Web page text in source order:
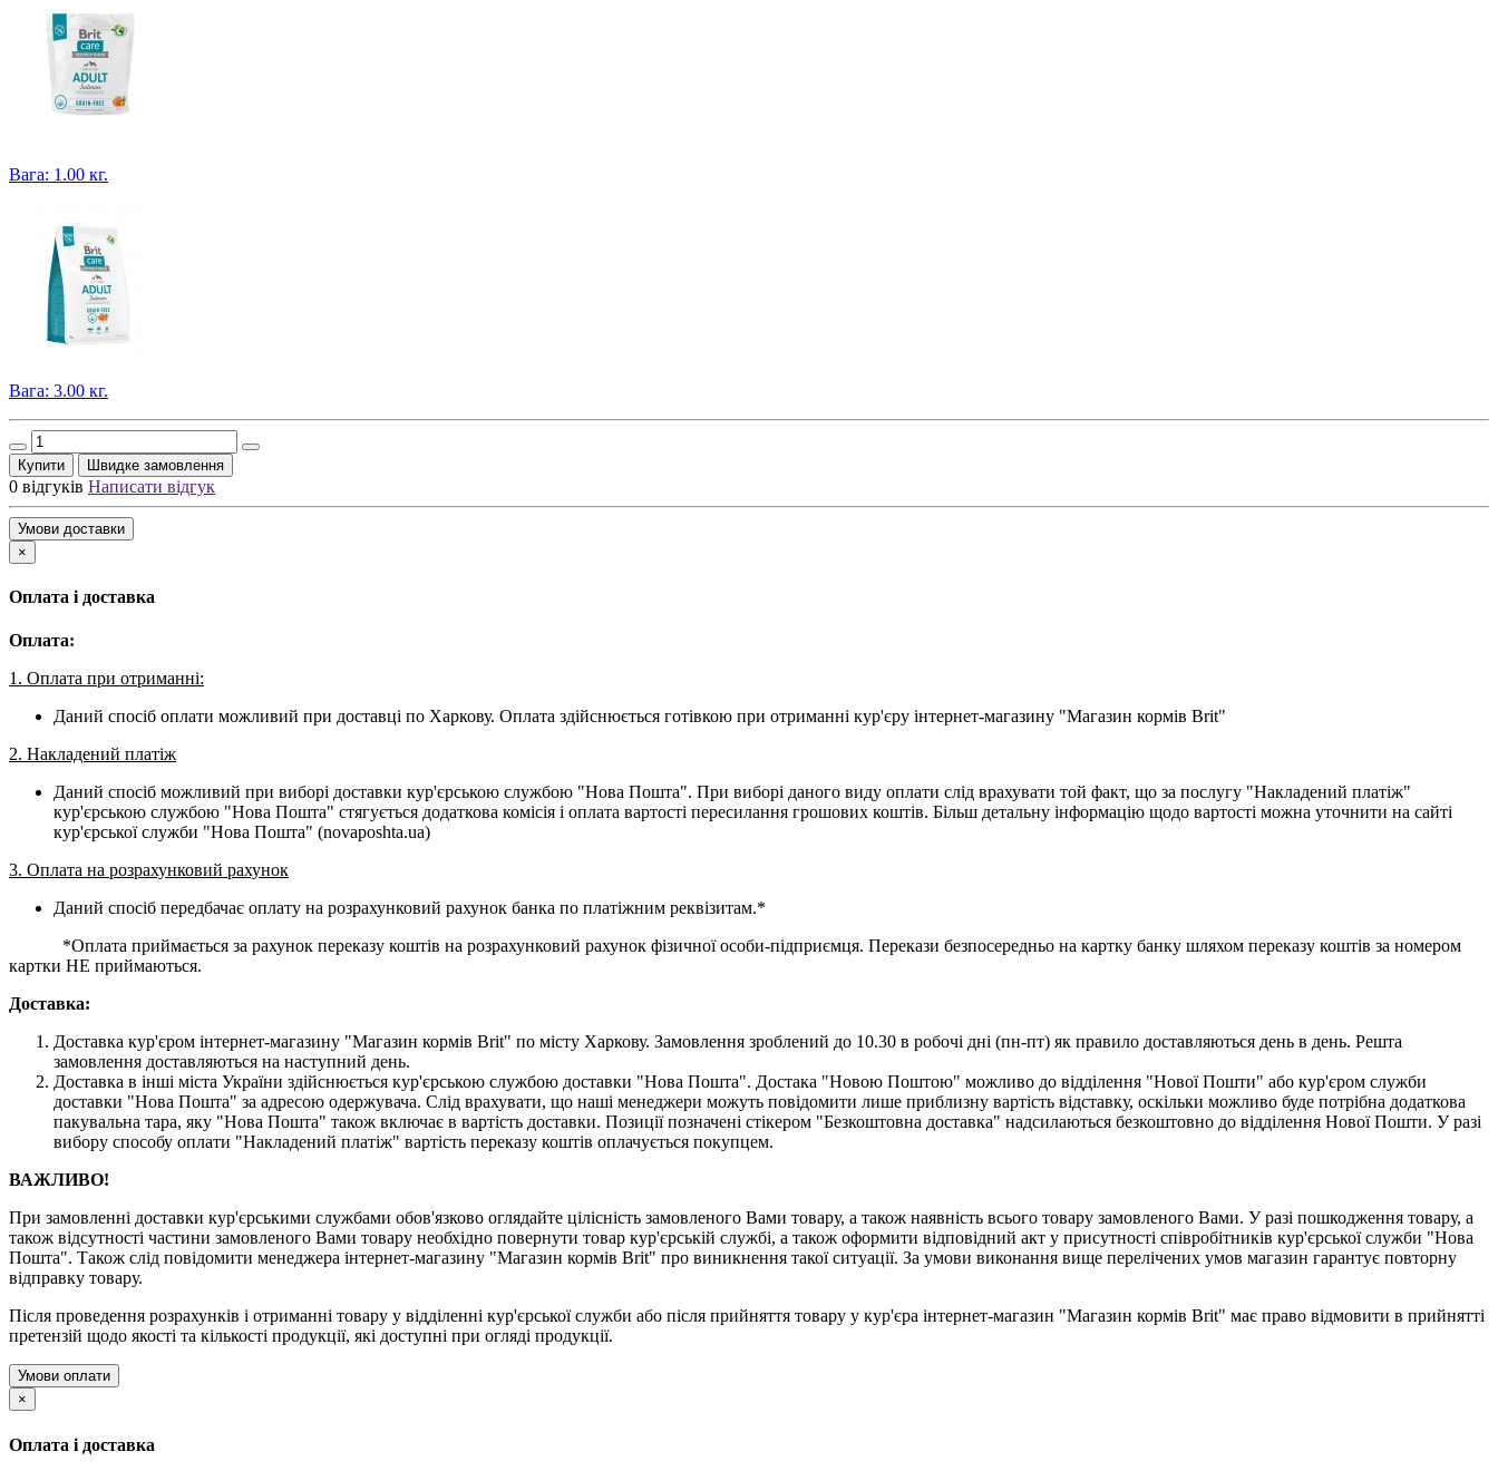
Вага: 1.00 кг.
Вага: 3.00 кг.
Купити Швидке замовлення
0 відгуків Написати відгук
Умови доставки
×
Оплата і доставка
Оплата:
1. Оплата при отриманні:
Даний спосіб оплати можливий при доставці по Харкову. Оплата здійснюється готівкою при отриманні кур'єру інтернет-магазину "Магазин кормів Brit"
2. Накладений платіж
Даний спосіб можливий при виборі доставки кур'єрською службою "Нова Пошта". При виборі даного виду оплати слід врахувати той факт, що за послугу "Накладений платіж"
кур'єрською службою "Нова Пошта" стягується додаткова комісія і оплата вартості пересилання грошових коштів. Більш детальну інформацію щодо вартості можна уточнити на сайті
кур'єрської служби "Нова Пошта" (novaposhta.ua)
3. Оплата на розрахунковий рахунок
Даний спосіб передбачає оплату на розрахунковий рахунок банка по платіжним реквізитам.*
*Оплата приймається за рахунок переказу коштів на розрахунковий рахунок фізичної особи-підприємця. Перекази безпосередньо на картку банку шляхом переказу коштів за номером
картки НЕ приймаються.
Доставка:
Доставка кур'єром інтернет-магазину "Магазин кормів Brit" по місту Харкову. Замовлення зроблений до 10.30 в робочі дні (пн-пт) як правило доставляються день в день. Решта
замовлення доставляються на наступний день.
Доставка в інші міста України здійснюється кур'єрською службою доставки "Нова Пошта". Достака "Новою Поштою" можливо до відділення "Нової Пошти" або кур'єром служби
доставки "Нова Пошта" за адресою одержувача. Слід врахувати, що наші менеджери можуть повідомити лише приблизну вартість відставку, оскільки можливо буде потрібна додаткова
пакувальна тара, яку "Нова Пошта" також включає в вартість доставки. Позиції позначені стікером "Безкоштовна доставка" надсилаються безкоштовно до відділення Нової Пошти. У разі
вибору способу оплати "Накладений платіж" вартість переказу коштів оплачується покупцем.
ВАЖЛИВО!
При замовленні доставки кур'єрськими службами обов'язково оглядайте цілісність замовленого Вами товару, а також наявність всього товару замовленого Вами. У разі пошкодження товару, а
також відсутності частини замовленого Вами товару необхідно повернути товар кур'єрській службі, а також оформити відповідний акт у присутності співробітників кур'єрської служби "Нова
Пошта". Також слід повідомити менеджера інтернет-магазину "Магазин кормів Brit" про виникнення такої ситуації. За умови виконання вище перелічених умов магазин гарантує повторну
відправку товару.
Після проведення розрахунків і отриманні товару у відділенні кур'єрської служби або після прийняття товару у кур'єра інтернет-магазин "Магазин кормів Brit" має право відмовити в прийнятті
претензій щодо якості та кількості продукції, які доступні при огляді продукції.
Умови оплати
×
Оплата і доставка